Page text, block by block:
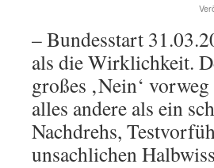
– Bundesstart
als die Wirklichkeit.
großes ‚Nein‘
alles andere als ein
Nachdrehs,
unsachlichen